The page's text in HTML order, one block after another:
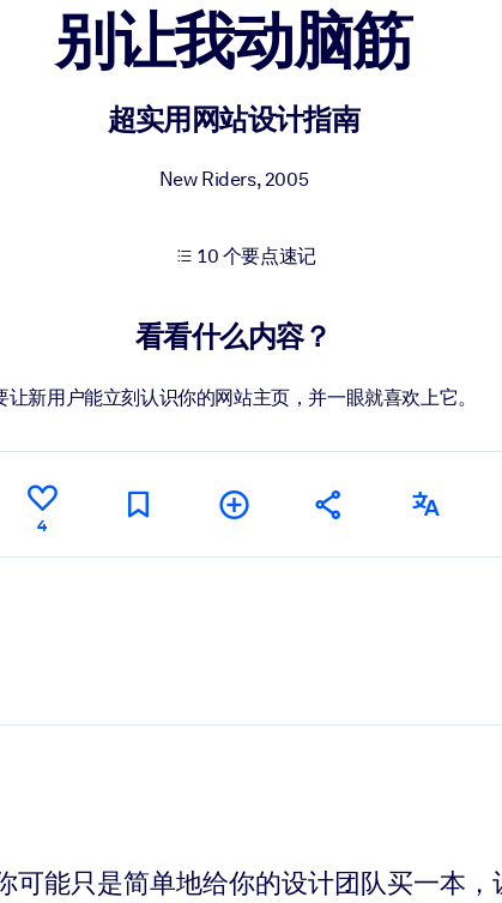
别让我动脑筋
超实用网站设计指南
New Riders,2005
10 个要点速记
看看什么内容？
让新用户能立刻认识你的网站主页，并一眼就喜欢上它。
4
能只是简单地给你的设计团队买一本